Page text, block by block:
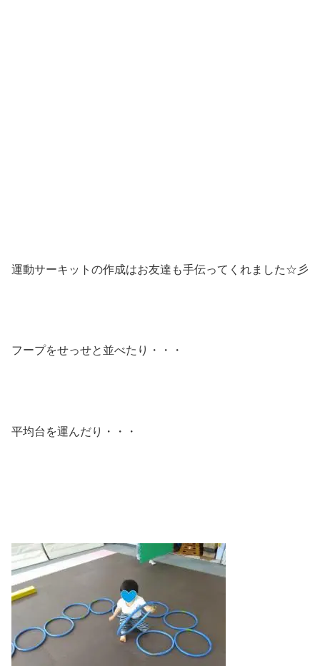
運動サーキットの作成はお友達も手伝ってくれました☆彡
フープをせっせと並べたり・・・
平均台を運んだり・・・